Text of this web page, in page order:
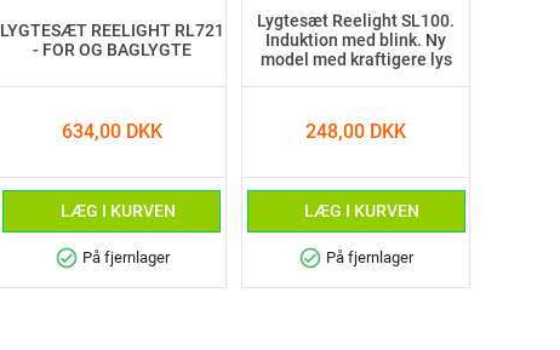
LYGTESÆT REELIGHT RL721
- FOR OG BAGLYGTE
634,00 DKK
LÆG I KURVEN
check_circle På fjernlager
Lygtesæt Reelight SL100.
Induktion med blink. Ny
model med kraftigere lys
248,00 DKK
LÆG I KURVEN
check_circle På fjernlager